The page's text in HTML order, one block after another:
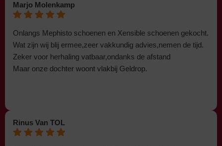
Marjo Molenkamp
Onlangs Mephisto schoenen en Xensible schoenen gekocht.
Wat zijn wij blij ermee,zeer vakkundig advies,nemen de tijd.
Zeker voor herhaling vatbaar,ondanks de afstand
Maar onze dochter woont vlakbij Geldrop.
Rinus Van TOL